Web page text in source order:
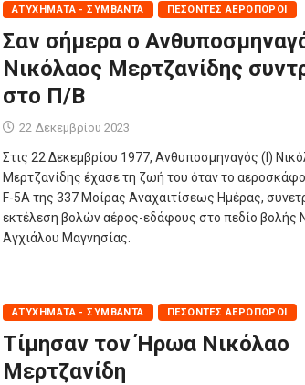
ΑΤΥΧΉΜΑΤΑ - ΣΥΜΒΆΝΤΑ ΠΕΣΌΝΤΕΣ ΑΕΡΟΠΌΡΟΙ
Σαν σήμερα ο
Νικόλαος Μερτζανίδης
στο Π/Β
22 Δεκεμβρίου 2023
Στις 22 Δεκεμβρίου 1977, Ανθυποσμηναγός (Ι)
Μερτζανίδης έχασε τη ζωή του όταν το
F-5A της 337 Μοίρας Αναχαιτίσεως Ημέρας,
εκτέλεση βολών αέρος-εδάφους στο πεδίο βολής
Αγχιάλου Μαγνησίας.
ΑΤΥΧΉΜΑΤΑ - ΣΥΜΒΆΝΤΑ ΠΕΣΌΝΤΕΣ ΑΕΡΟΠΌΡΟΙ
Τίμησαν τον Ήρωα Νικόλαο
Μερτζανίδη